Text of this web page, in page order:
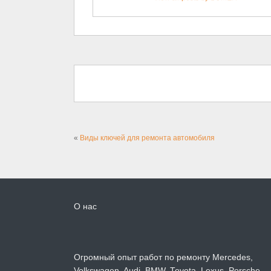
« Виды ключей для ремонта автомобиля
О нас
Огромный опыт работ по ремонту Mercedes,